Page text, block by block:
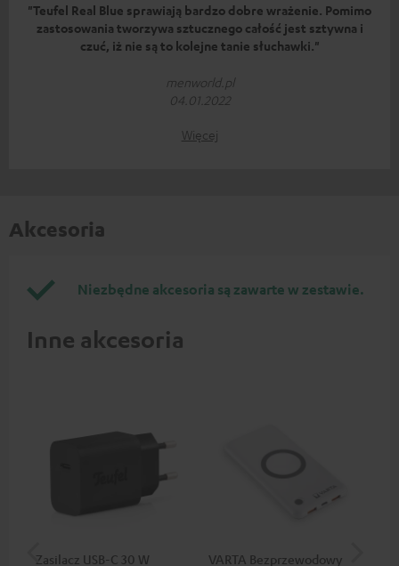
"Teufel Real Blue sprawiają bardzo dobre wrażenie. Pomimo
zastosowania tworzywa sztucznego całość jest sztywna i
czuć, iż nie są to kolejne tanie słuchawki."
menworld.pl
04.01.2022
Więcej
Akcesoria
Niezbędne akcesoria są zawarte w zestawie.
Inne akcesoria
Zasilacz USB-C 30 W VARTA Bezprzewodowy